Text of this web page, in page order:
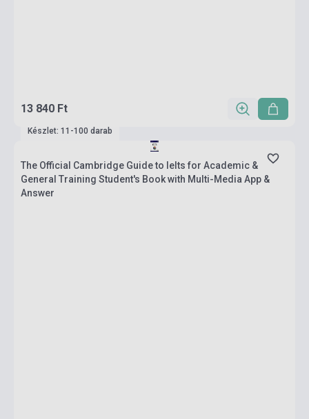
13 840 Ft
Készlet: 11-100 darab
The Official Cambridge Guide to Ielts for Academic &
General Training Student's Book with Multi-Media App &
Answer